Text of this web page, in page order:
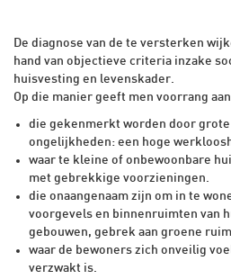
De diagnose van de te versterken
hand van objectieve criteria inzake
huisvesting en levenskader.
Op die manier geeft men voorrang
die gekenmerkt worden door
ongelijkheden: een hoge
waar te kleine of onbewoonbare
met gebrekkige voorzieningen.
die onaangenaam zijn om in te
voorgevels en binnenruimten van
gebouwen, gebrek aan groene
waar de bewoners zich onveilig
verzwakt is.